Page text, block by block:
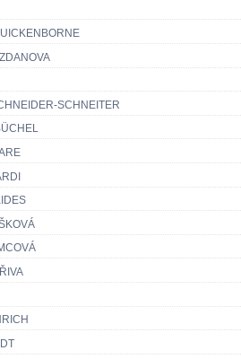
SCHNEITER